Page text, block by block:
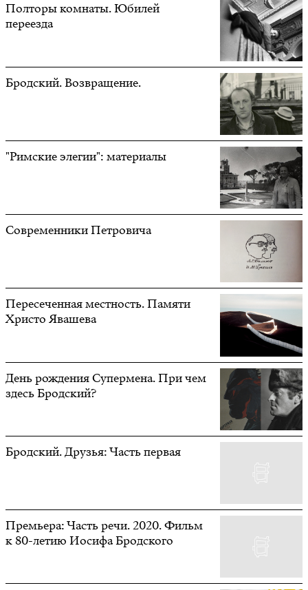
Полторы комнаты. Юбилей
переезда
Бродский. Возвращение.
"Римские элегии": материалы
Современники Петровича
Пересеченная местность. Памяти
Христо Явашева
День рождения Супермена. При чем
здесь Бродский?
Бродский. Друзья: Часть первая
Премьера: Часть речи. 2020. Фильм
к 80-летию Иосифа Бродского